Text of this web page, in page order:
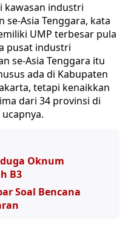
kawasan industri
se-Asia Tenggara, kata
UMP terbesar pula
pusat industri
se-Asia Tenggara itu
ada di Kabupaten
tetapi kenaikkan
dari 34 provinsi di
Oknum
B3
Soal Bencana